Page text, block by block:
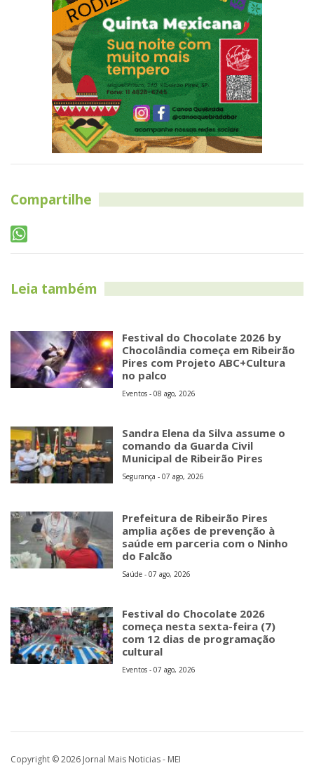
Compartilhe
Leia também
Festival do Chocolate 2026 by
Chocolândia começa em Ribeirão
Pires com Projeto ABC+Cultura
no palco
Eventos - 08 ago, 2026
Sandra Elena da Silva assume o
comando da Guarda Civil
Municipal de Ribeirão Pires
Segurança - 07 ago, 2026
Prefeitura de Ribeirão Pires
amplia ações de prevenção à
saúde em parceria com o Ninho
do Falcão
Saúde - 07 ago, 2026
Festival do Chocolate 2026
começa nesta sexta-feira (7)
com 12 dias de programação
cultural
Eventos - 07 ago, 2026
Copyright © 2026 Jornal Mais Noticias - MEI